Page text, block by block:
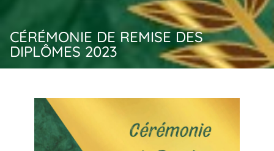
CÉRÉMONIE DE REMISE DES
DIPLÔMES 2023